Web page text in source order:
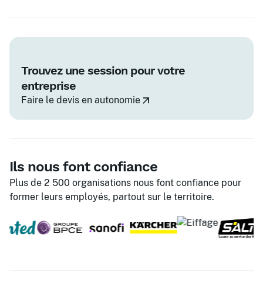
Trouvez une session pour votre
entreprise
Faire le devis en autonomie
Ils nous font confiance
Plus de 2 500 organisations nous font confiance pour
former leurs employés, partout sur le territoire.